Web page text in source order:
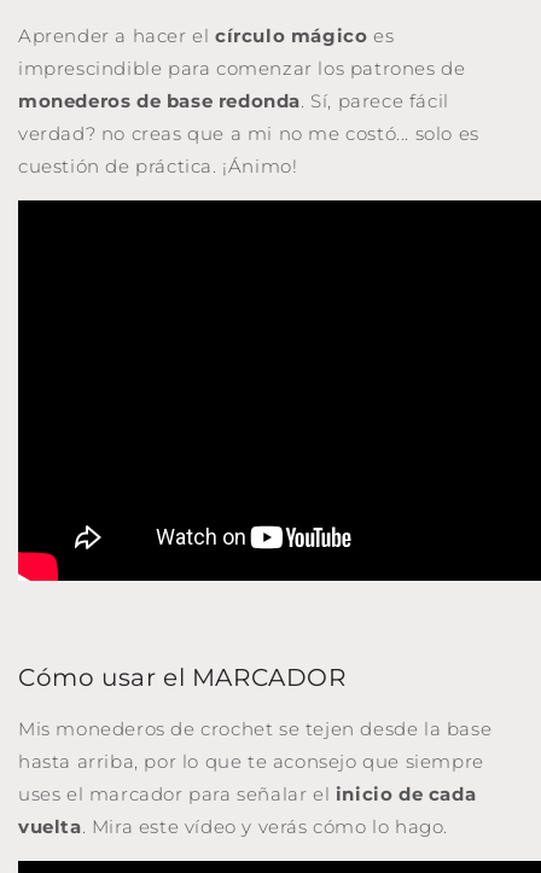
Aprender a hacer el círculo mágico es
imprescindible para comenzar los patrones de
monederos de base redonda. Sí, parece fácil
verdad? no creas que a mi no me costó... solo es
cuestión de práctica. ¡Ánimo!
Cómo usar el MARCADOR
Mis monederos de crochet se tejen desde la base
hasta arriba, por lo que te aconsejo que siempre
uses el marcador para señalar el inicio de cada
vuelta. Mira este vídeo y verás cómo lo hago.